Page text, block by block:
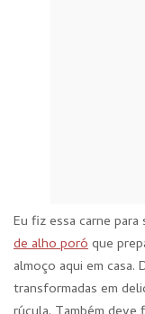
Eu fiz essa carne
de alho poróque
almoço aqui em casa.
transformadas em